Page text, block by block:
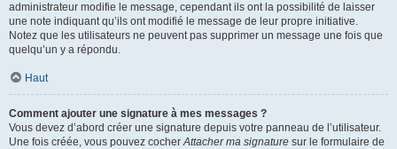
administrateur modifie le message, cependant ils ont la possibilité de laisser
une note indiquant qu’ils ont modifié le message de leur propre initiative.
Notez que les utilisateurs ne peuvent pas supprimer un message une fois que
quelqu’un y a répondu.
Haut
Comment ajouter une signature à mes messages ?
Vous devez d’abord créer une signature depuis votre panneau de l’utilisateur.
Une fois créée, vous pouvez cocherAttacher ma signature sur le formulaire de